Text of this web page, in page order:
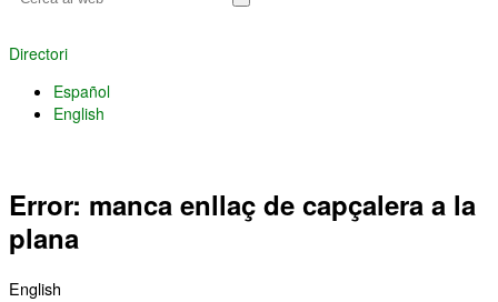
Directori
Español
English
B
Error: manca enllaç de capçalera a la
plana
English